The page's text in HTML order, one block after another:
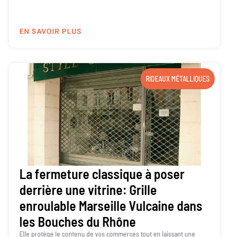
EN SAVOIR PLUS
RIDEAUX MÉTALLIQUES
La fermeture classique à poser
derrière une vitrine: Grille
enroulable Marseille Vulcaine dans
les Bouches du Rhône
Elle protège le contenu de vos commerces tout en laissant une